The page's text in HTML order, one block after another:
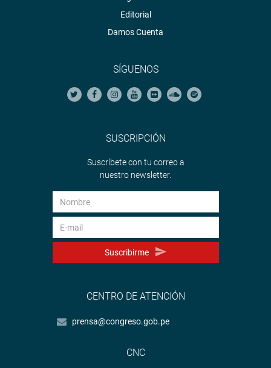
Editorial
Damos Cuenta
SÍGUENOS
SUSCRIPCIÓN
Suscríbete con tu correo a
nuestro newsletter.
Suscribirme
CENTRO DE ATENCIÓN
prensa@congreso.gob.pe
CNC